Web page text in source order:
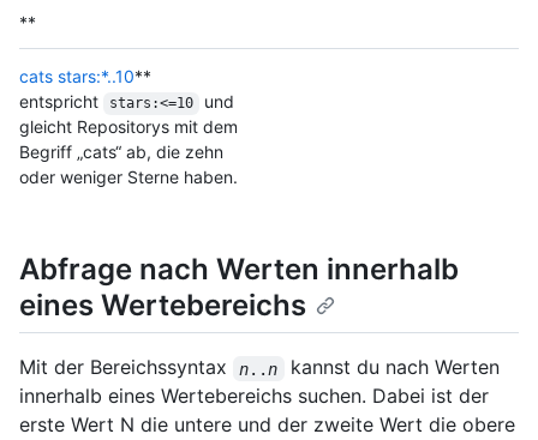
**
cats stars:*..10**
entspricht
stars:<=10
und
gleicht Repositorys mit dem
Begriff „cats“ ab, die zehn
oder weniger Sterne haben.
Abfrage nach Werten innerhalb
eines Wertebereichs
Mit der Bereichssyntax n..n
kannst du nach Werten
innerhalb eines Wertebereichs suchen. Dabei ist der
erste Wert N die untere und der zweite Wert die obere